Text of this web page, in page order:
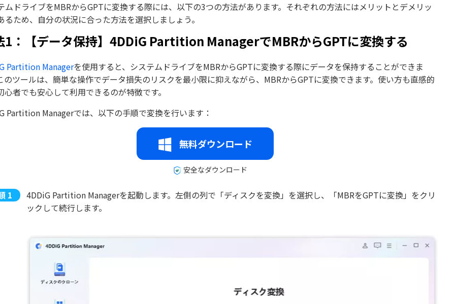
ムドライブをMBRからGPTに変換する際には、以下の3つの方法があります。それぞれの方法にはメリットとデメリッ
るため、自分の状況に合った方法を選択しましょう。
1：【データ保持】4DDiG Partition ManagerでMBRからGPTに変換する
Partition Managerを使用すると、システムドライブをMBRからGPTに変換する際にデータを保持することができま
のツールは、簡単な操作でデータ損失のリスクを最小限に抑えながら、MBRからGPTに変換できます。使い方も直感的
心者でも安心して利用できるのが特徴です。
Partition Managerでは、以下の手順で変換を行います：
無料ダウンロード
安全なダウンロード
4DDiG Partition Managerを起動します。左側の列で「ディスクを変換」を選択し、「MBRをGPTに変換」をクリ
ックして続行します。